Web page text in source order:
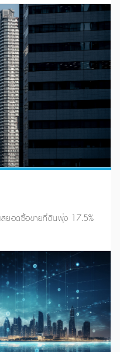
สยอดซื้อขายที่ดินพุ่ง 17.5%